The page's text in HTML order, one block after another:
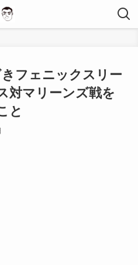
フェニックスリー
対マリーンズ戦を
と